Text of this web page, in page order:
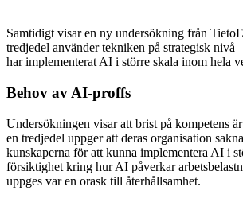
Samtidigt visar en ny undersökning från
tredjedel använder tekniken på strategisk nivå
har implementerat AI i större skala inom hela
Behov av AI-proffs
Undersökningen visar att brist på kompetens
en tredjedel uppger att deras organisation
kunskaperna för att kunna implementera AI i
försiktighet kring hur AI påverkar
uppges var en orask till återhållsamhet.